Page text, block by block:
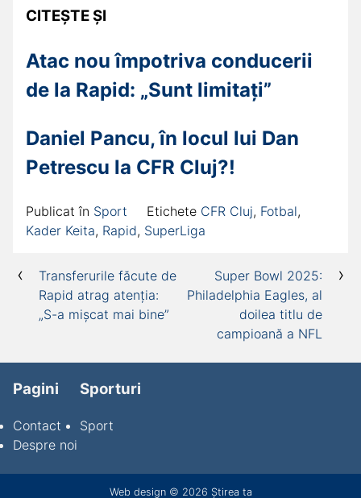
CITEȘTE ȘI
Atac nou împotriva conducerii
de la Rapid: „Sunt limitați”
Daniel Pancu, în locul lui Dan
Petrescu la CFR Cluj?!
Publicat în Sport Etichete CFR Cluj, Fotbal,
Kader Keita, Rapid, SuperLiga
Navigare
Super Bowl 2025:
Philadelphia Eagles, al
doilea titlu de
campioană a NFL
Transferurile făcute de
Rapid atrag atenția:
„S-a mișcat mai bine”
Pagini
Contact
Despre noi
Sporturi
Sport
Web design© 2026 Știrea ta